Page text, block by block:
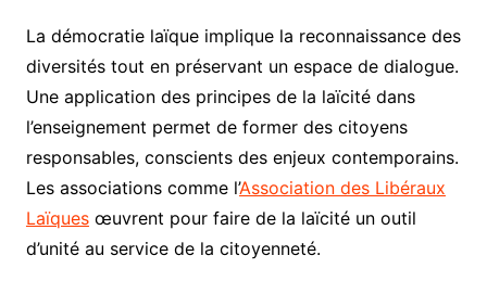
La démocratie laïque implique la reconnaissance des
diversités tout en préservant un espace de dialogue.
Une application des principes de la laïcité dans
l’enseignement permet de former des citoyens
responsables, conscients des enjeux contemporains.
Les associations comme l’Association des Libéraux
Laïquesœuvrent pour faire de la laïcité un outil
d’unité au service de la citoyenneté.